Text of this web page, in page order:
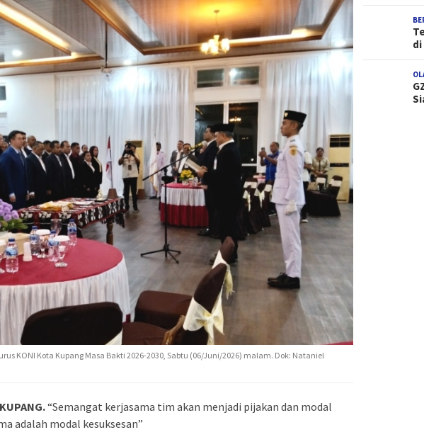
KONI Kota Kupang Masa Bakti 2026-2030, Sabtu (06/Juni/2026) malam. Dok: Nataniel
“Semangat kerjasama tim akan menjadi pijakan dan modal
adalah modal kesuksesan”